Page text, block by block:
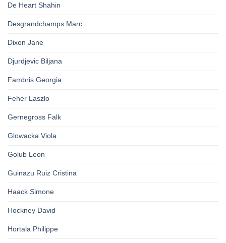
De Heart Shahin
Desgrandchamps Marc
Dixon Jane
Djurdjevic Biljana
Fambris Georgia
Feher Laszlo
Gernegross Falk
Glowacka Viola
Golub Leon
Guinazu Ruiz Cristina
Haack Simone
Hockney David
Hortala Philippe